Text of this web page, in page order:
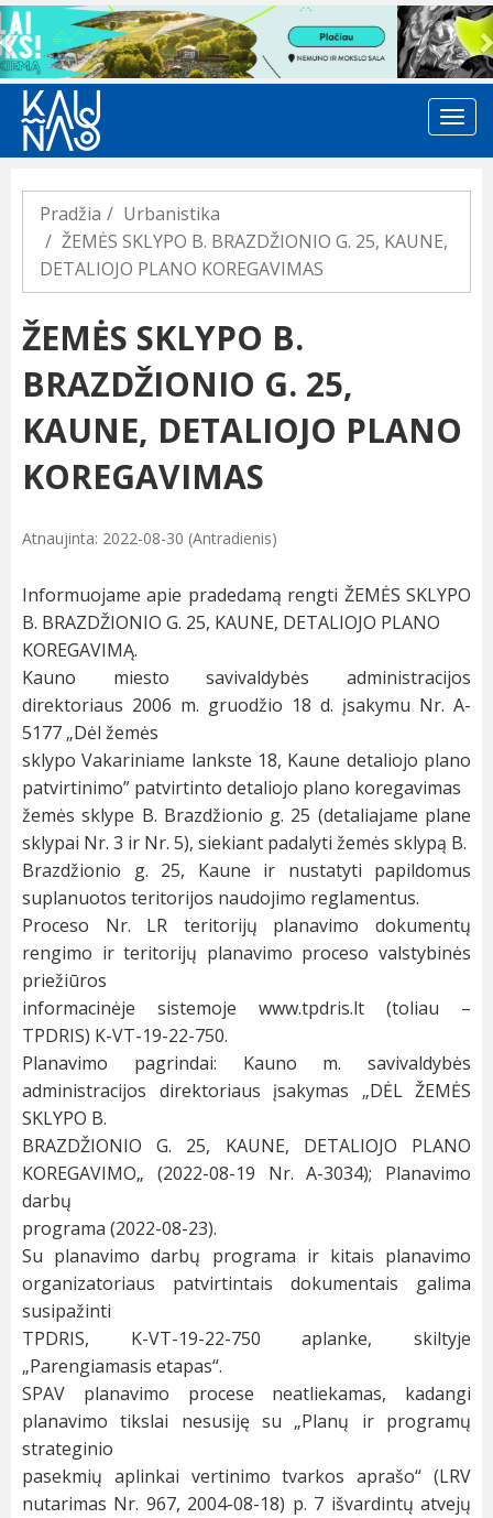
Previous
Pradžia
Urbanistika
ŽEMĖS SKLYPO B. BRAZDŽIONIO G. 25, KAUNE,
DETALIOJO PLANO KOREGAVIMAS
ŽEMĖS SKLYPO B.
BRAZDŽIONIO G. 25,
KAUNE, DETALIOJO PLANO
KOREGAVIMAS
Atnaujinta: 2022-08-30 (Antradienis)
Informuojame apie pradedamą rengti ŽEMĖS SKLYPO
B. BRAZDŽIONIO G. 25, KAUNE, DETALIOJO PLANO
KOREGAVIMĄ.
Kauno miesto savivaldybės administracijos
direktoriaus 2006 m. gruodžio 18 d. įsakymu Nr. A-
5177 „Dėl žemės
sklypo Vakariniame lankste 18, Kaune detaliojo plano
patvirtinimo” patvirtinto detaliojo plano koregavimas
žemės sklype B. Brazdžionio g. 25 (detaliajame plane
sklypai Nr. 3 ir Nr. 5), siekiant padalyti žemės sklypą B.
Brazdžionio g. 25, Kaune ir nustatyti papildomus
suplanuotos teritorijos naudojimo reglamentus.
Proceso Nr. LR teritorijų planavimo dokumentų
rengimo ir teritorijų planavimo proceso valstybinės
priežiūros
informacinėje sistemoje www.tpdris.lt (toliau –
TPDRIS) K-VT-19-22-750.
Planavimo pagrindai: Kauno m. savivaldybės
administracijos direktoriaus įsakymas „DĖL ŽEMĖS
SKLYPO B.
BRAZDŽIONIO G. 25, KAUNE, DETALIOJO PLANO
KOREGAVIMO„ (2022-08-19 Nr. A-3034); Planavimo
darbų
programa (2022-08-23).
Su planavimo darbų programa ir kitais planavimo
organizatoriaus patvirtintais dokumentais galima
susipažinti
TPDRIS, K-VT-19-22-750 aplanke, skiltyje
„Parengiamasis etapas“.
SPAV planavimo procese neatliekamas, kadangi
planavimo tikslai nesusiję su „Planų ir programų
strateginio
pasekmių aplinkai vertinimo tvarkos aprašo“ (LRV
nutarimas Nr. 967, 2004-08-18) p. 7 išvardintų atvejų